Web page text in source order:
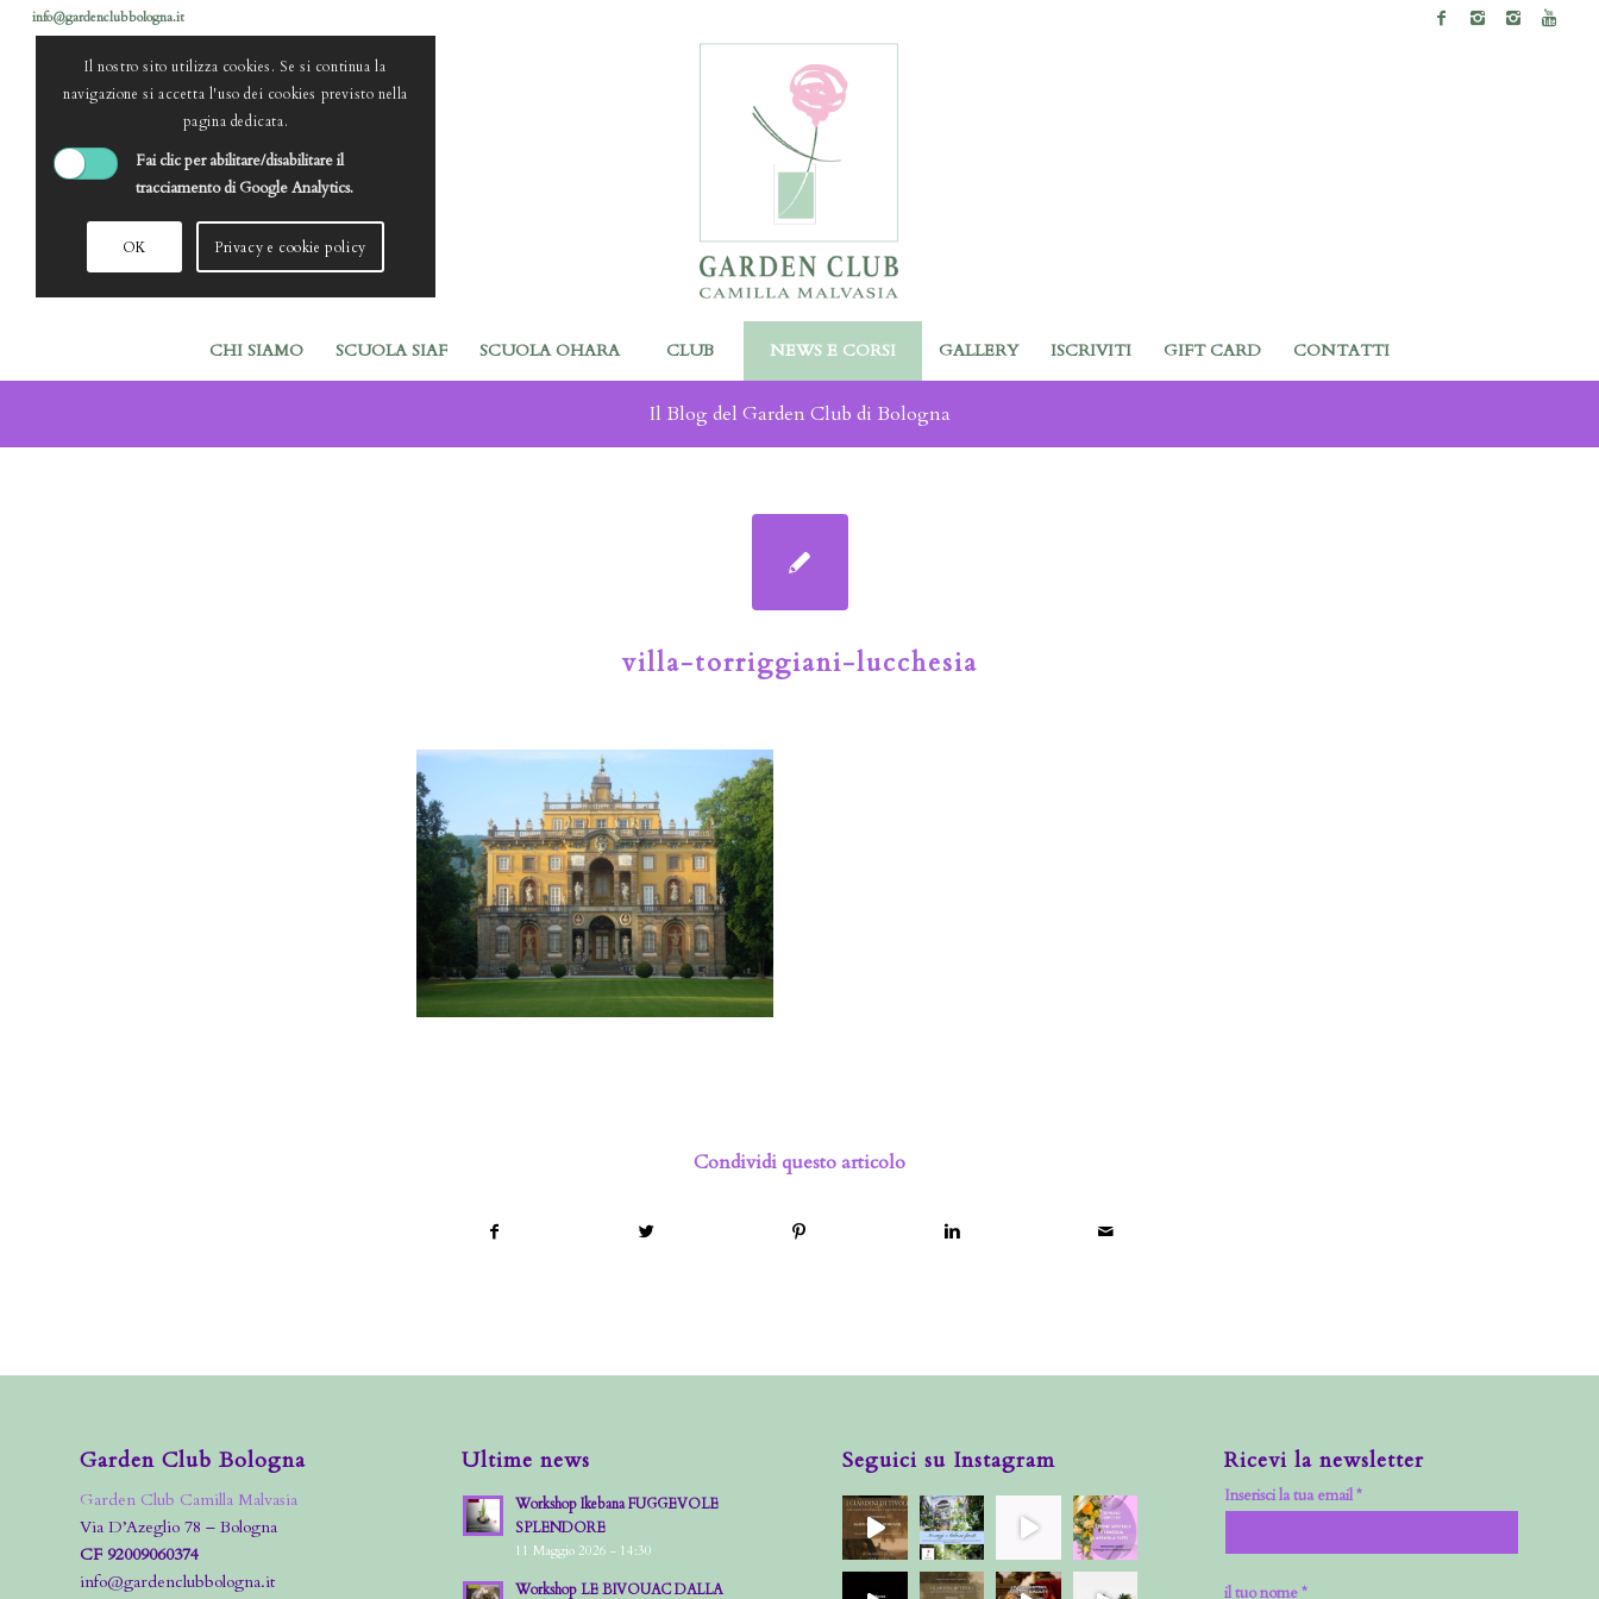
info@gardenclubbologna.it
CHI SIAMO SCUOLA SIAF SCUOLA OHARA CLUB NEWS E CORSI GALLERY ISCRIVITI GIFT CARD CONTATTI
Il Blog del Garden Club di Bologna
villa-torriggiani-lucchesia
Condividi questo articolo
Garden Club Bologna
Garden Club Camilla Malvasia
Via D’Azeglio 78 – Bologna
CF 92009060374
info@gardenclubbologna.it
Ultime news
Workshop Ikebana FUGGEVOLE
SPLENDORE
11 Maggio 2026 - 14:30
Workshop LE BIVOUAC DALLA
Seguici su Instagram Ricevi la newsletter
Inserisci la tua email *
il tuo nome *
Il nostro sito utilizza cookies. Se si continua la
navigazione si accetta l'uso dei cookies previsto nella
pagina dedicata.
Fai clic per abilitare/disabilitare il
tracciamento di Google Analytics.
OK Privacy e cookie policy